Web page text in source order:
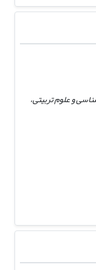
و علوم تربیتی،